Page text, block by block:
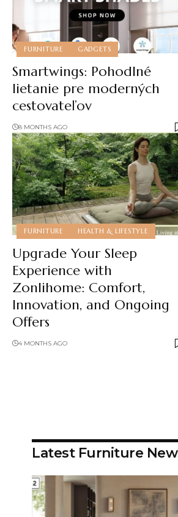
FURNITURE GADGETS
Smartwings: Pohodlné
lietanie pre moderných
cestovateľov
8 MONTHS AGO
FURNITURE HEALTH & LIFESTYLE
Upgrade Your Sleep
Experience with
Zonlihome: Comfort,
Innovation, and Ongoing
Offers
4 MONTHS AGO
Latest Furniture